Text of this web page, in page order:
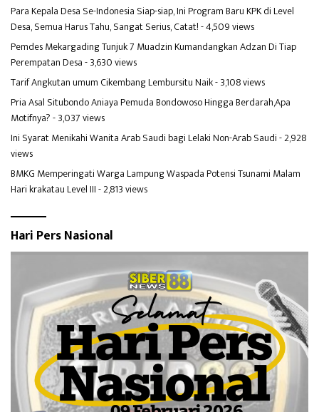
Para Kepala Desa Se-Indonesia Siap-siap, Ini Program Baru KPK di Level
Desa, Semua Harus Tahu, Sangat Serius, Catat!- 4,509 views
Pemdes Mekargading Tunjuk 7 Muadzin Kumandangkan Adzan Di Tiap
Perempatan Desa- 3,630 views
Tarif Angkutan umum Cikembang Lembursitu Naik- 3,108 views
Pria Asal Situbondo Aniaya Pemuda Bondowoso Hingga Berdarah,Apa
Motifnya?- 3,037 views
Ini Syarat Menikahi Wanita Arab Saudi bagi Lelaki Non-Arab Saudi- 2,928
views
BMKG Memperingati Warga Lampung Waspada Potensi Tsunami Malam
Hari krakatau Level III- 2,813 views
Hari Pers Nasional